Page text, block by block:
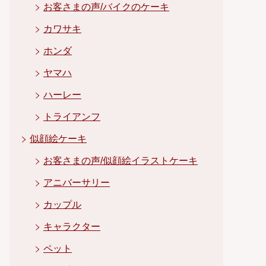
お客さまの声/バイクのケーキ
カワサキ
ホンダ
ヤマハ
ハーレー
トライアンフ
似顔絵ケーキ
お客さまの声/似顔絵イラストケーキ
アニバーサリー
カップル
キャラクター
ペット